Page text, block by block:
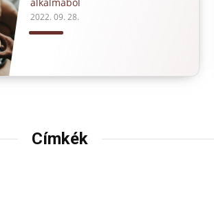
2022. 09. 28.
Címkék